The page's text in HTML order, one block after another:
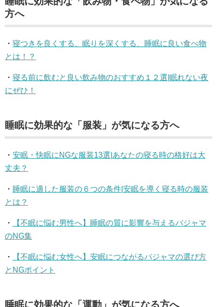
方へ
・ 寝つきを良くする、眠りを深くする、睡眠に良い食べ物
とは！？
・ 寝る前に飲むと良い飲み物のおすすめ１２選|眠れない夜
にぜひ！
睡眠に効果的な「服装」が気になる方へ
・ 安眠・快眠にNGな服装13選|あなたの寝る時の格好は大
丈夫？
・ 睡眠に適した服装の６つの条件|安眠を導く寝る時の服装
とは？
・
【不眠に悩む男性へ】睡眠の質に影響を与えるパジャマ
のNG集
・
【不眠に悩む女性へ】安眠につながるパジャマの選び方
とNGポイント
睡眠に効果的な「運動」が気になる方へ